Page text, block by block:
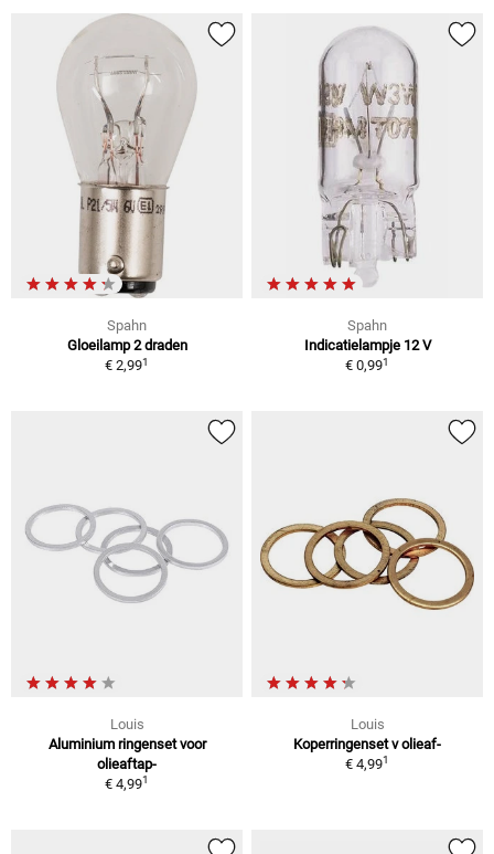
Spahn
Gloeilamp 2 draden
€ 2,991
Spahn
Indicatielampje 12 V
€ 0,991
Louis
Aluminium ringenset voor
olieaftap-
€ 4,991
Louis
Koperringenset v olieaf-
€ 4,991